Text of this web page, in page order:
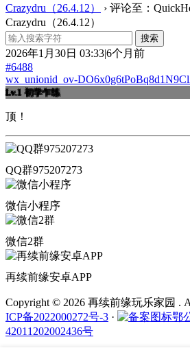
Crazydru（26.4.12）
› 评论至：
Crazydru（26.4.12）
2026年1月30日 03:33|6个月前
#6488
wx_unionid_ov-
Lv.1 初学乍练
顶！
QQ群975207273
微信小程序
微信2群
再续前缘安卓APP
Copyright © 2026 再续前缘玩乐家园 .
ICP备2022000272号-3 ·
鄂
42011202002436号